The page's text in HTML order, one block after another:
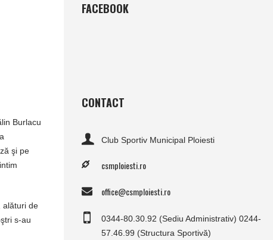
Burlacu
şi pe
alături de
s-au
FACEBOOK
CONTACT
Club Sportiv Municipal Ploiesti
csmploiesti.ro
office@csmploiesti.ro
0344-80.30.92 (Sediu Administrativ) 0244-
57.46.99 (Structura Sportivă)